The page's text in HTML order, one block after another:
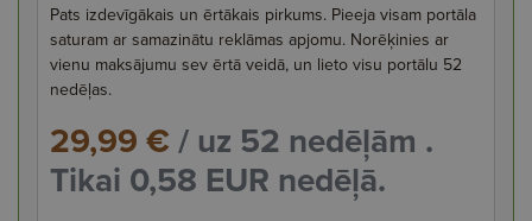
Pats izdevīgākais un ērtākais pirkums. Pieeja visam portāla
saturam ar samazinātu reklāmas apjomu. Norēķinies ar
vienu maksājumu sev ērtā veidā, un lieto visu portālu 52
nedēļas.
29,99 €/ uz 52 nedēļām .
Tikai 0,58 EUR nedēļā.